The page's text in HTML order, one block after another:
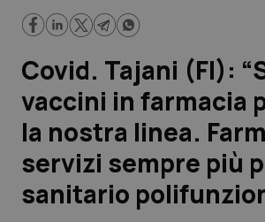
Lavoro e Professioni
Scienza e Farmaci
Studi e Analisi
Lettere al direttore
Covid. Tajani (FI):
vaccini in farmacia
la nostra linea.
servizi sempre più
sanitario